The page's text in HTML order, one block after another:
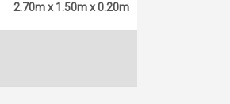
2.70m x 1.50m x 0.20m